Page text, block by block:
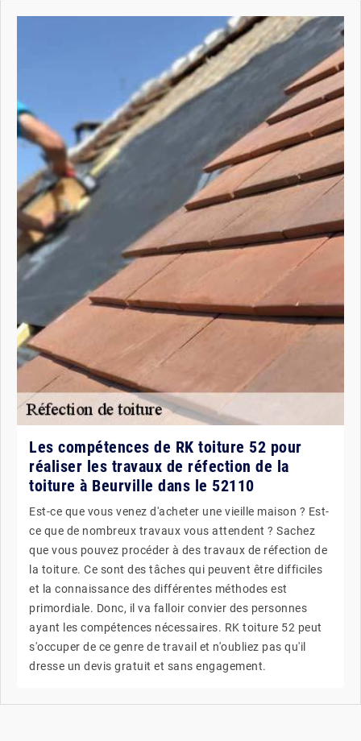
Les compétences de RK toiture 52 pour
réaliser les travaux de réfection de la
toiture à Beurville dans le 52110
Est-ce que vous venez d'acheter une vieille maison ? Est-
ce que de nombreux travaux vous attendent ? Sachez
que vous pouvez procéder à des travaux de réfection de
la toiture. Ce sont des tâches qui peuvent être difficiles
et la connaissance des différentes méthodes est
primordiale. Donc, il va falloir convier des personnes
ayant les compétences nécessaires. RK toiture 52 peut
s'occuper de ce genre de travail et n'oubliez pas qu'il
dresse un devis gratuit et sans engagement.